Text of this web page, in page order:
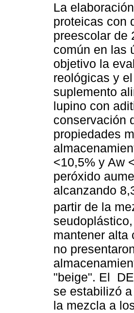
La
proteicas con
preescolar de
común en las
objetivo la
reológicas y
suplemento
lupino con
conservación
propiedades
<10,5% y Aw
peróxido
alcanzando
partir de la
mantener alta
no
"beige". El
se estabilizó
la mezcla a